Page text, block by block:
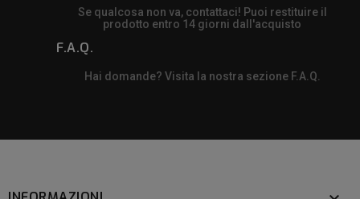
Se qualcosa non va, contattaci! Puoi restituire il
prodotto entro 14 giorni dall'acquisto
F.A.Q.
Hai domande? Visita la nostra sezione F.A.Q.